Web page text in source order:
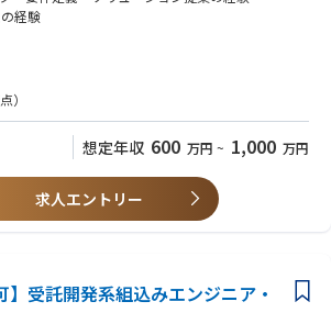
はデザイナーで決定
とエンジニアで確定
術的な課題】
策
framework 4.8、ASP.NET MVC WebAPI2
：特定の1社のためのカスタマイズではなく、数
的な機能」としてプロダクト構造に落とし込む。
行い、リリースまでのプロジェクトを推進する。
客様先で業務運用を直接ヒアリングし、現場の困り
する
ーザーストーリー作成、業務フロー設計、仕様策
要件を開発チームへ伝達し、仕様調整・スコープ調
れた機能が設計意図どおりに動作するかテストす
経験
務運用を聞き出して要件に落とし込んだ経験があ
営業・CS）を巻き込み、合意形成までやり切れる
る方
方
）
想定年収 600 万円 ~ 1,000 万円
求人エントリー
】受託開発系組込みエンジニア・